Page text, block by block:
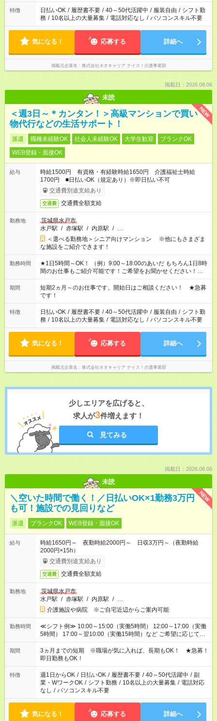
特徴 日払いOK / 履歴書不要 / 40～50代活躍中 / 服装自由 / シフト勤
務 / 10名以上の大量募集 / 電話対応なし / パソコンスキル不要
気になる！ 応募する 詳細へ
掲載元企業名 株式会社ネオキャリア ナイス！介護事業部
掲載日：2026.08.06
未読
NEW
＜週3日～＊カンタン！＞高級マンションで買い
物代行などの生活サポート！
派遣 職種未経験OK 社会人未経験OK 大学生歓迎
ブランクOK
WEB登録・面接OK
給与
時給1500円 有資格・有経験時給1650円 介護福祉士時給
1700円 ■日払いOK（規定あり）※即日払い不可
交通費別途支給あり
交通費 交通費全額支給
勤務地
茨城県水戸市
水戸駅 / 赤塚駅 / 内原駅 / …
＜選べる勤務地＞シニア向けマンション ※他にもさまざま
な施設をご紹介できます！
勤務時間
★1日5時間～OK！ （例）9:00～18:00のあいだ もちろん1日8時
間のお仕事もご紹介可能です！ご希望をお聞かせください！★家
庭の都合でお休みが必要な場合も遠慮なくご相談ください。 ※
週最低15時間以上の勤務が必要です
期間
短期2ヵ月～のお仕事です。開始日はご相談ください！ ★急募
です！
特徴 日払いOK / 履歴書不要 / 40～50代活躍中 / 服装自由 / シフト勤
務 / 10名以上の大量募集 / 電話対応なし / パソコンスキル不要
気になる！ 応募する 詳細へ
掲載元企業名 株式会社ネオキャリア ナイス！介護事業部
少しエリアを広げると、
求人が3件増えます！
見てみる
掲載日：2026.08.06
未読
NEW
＼空いた時間で働く！／日払いOK×1勤務3万円
も可！施設での見回りなど
派遣 ブランクOK WEB登録・面接OK
給与
時給1650円～ 夜勤時給2000円～ 日収3万円～（夜勤時給
2000円×15h）
交通費別途支給あり
交通費 交通費全額支給
勤務地
茨城県水戸市
水戸駅 / 赤塚駅 / 内原駅 / …
介護施設や病院 ※ご自宅近辺からご案内可能
勤務時間
≪シフト例≫ 10:00～15:00（実働5時間） 12:00～17:00（実働
5時間） 17:00～翌10:00（実働15時間）など ご希望に応じて、
働く時間は調整できます！ お気軽に担当へ相談ください！
期間
3ヵ月までの短期 ※職場が気に入れば、長期もOK！ ★急募！
即日勤務もOK！
特徴 週1日からOK / 日払いOK / 履歴書不要 / 40～50代活躍中 / 副
業・WワークOK / シフト勤務 / 10名以上の大量募集 / 電話対応
なし / パソコンスキル不要
気になる！ 応募する 詳細へ